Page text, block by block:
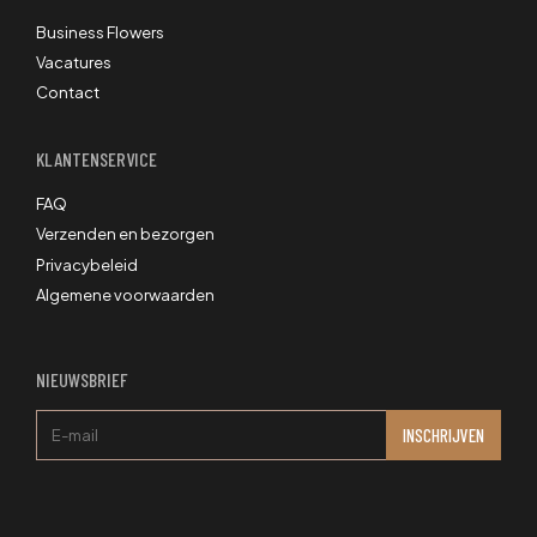
Business Flowers
Vacatures
Contact
KLANTENSERVICE
FAQ
Verzenden en bezorgen
Privacybeleid
Algemene voorwaarden
NIEUWSBRIEF